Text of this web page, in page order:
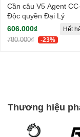
Cần câu V5 Agent
Độc quyền Đại Lý
606.000₫
780.000₫ -23%
Hết
Thương hiệu